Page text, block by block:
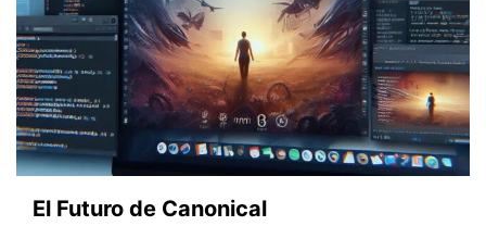
El Futuro de Canonical